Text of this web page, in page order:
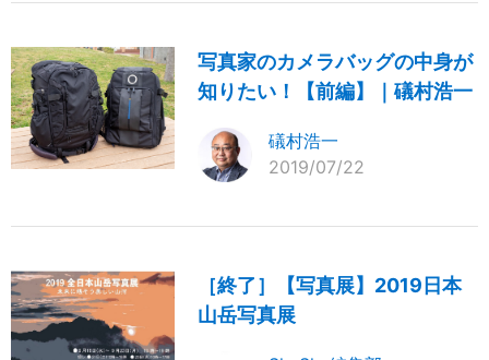
写真家のカメラバッグの中身が
知りたい！【前編】｜礒村浩一
礒村浩一
2019/07/22
［終了］【写真展】2019日本
山岳写真展